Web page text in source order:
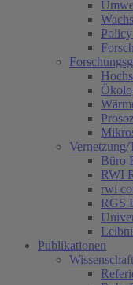
Vernetzung/
Büro
RWI
rwi
RGS
Publikationen